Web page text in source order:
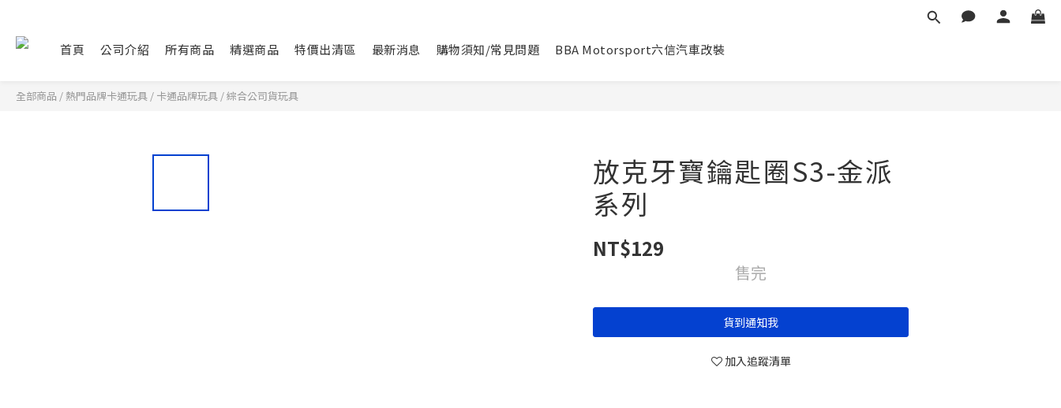
首頁 公司介紹 所有商品 精選商品 特價出清區 最新消息 購物須知/常見問題 BBA Motorsport六信汽車改裝
全部商品 /熱門品牌卡通玩具 / 卡通品牌玩具 /綜合公司貨玩具
放克牙寶鑰匙圈S3-金派
系列
NT$129
售完
貨到通知我
加入追蹤清單